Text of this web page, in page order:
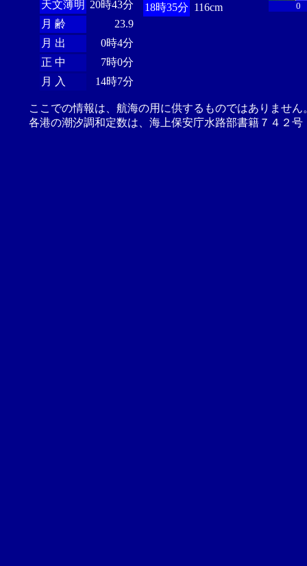
天文薄明 20時43分
月 齢
23.9
月 出
0時4分
正 中
7時0分
月 入
14時7分
18時35分 116cm 0
ここでの情報は、航海の用に供するものではありませ
各港の潮汐調和定数は、海上保安庁水路部書籍７４２